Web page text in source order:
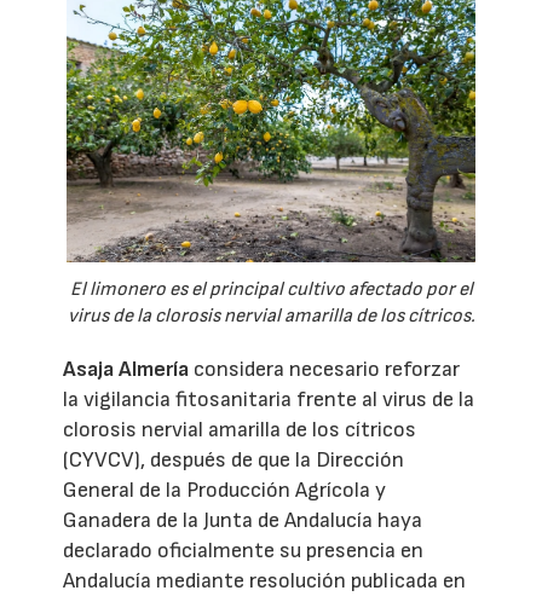
El limonero es el principal cultivo afectado por el
virus de la clorosis nervial amarilla de los cítricos.
Asaja Almería considera necesario reforzar
la vigilancia fitosanitaria frente al virus de la
clorosis nervial amarilla de los cítricos
(CYVCV), después de que la Dirección
General de la Producción Agrícola y
Ganadera de la Junta de Andalucía haya
declarado oficialmente su presencia en
Andalucía mediante resolución publicada en